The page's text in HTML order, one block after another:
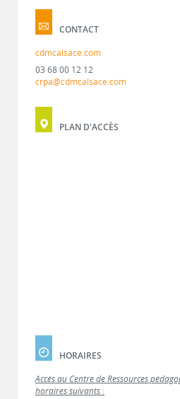
CONTACT
cdmcalsace.com
03 68 00 12 12
crpa@cdmcalsace.com
PLAN D'ACCÈS
HORAIRES
Accès au Centre de Ressources
horaires suivants :